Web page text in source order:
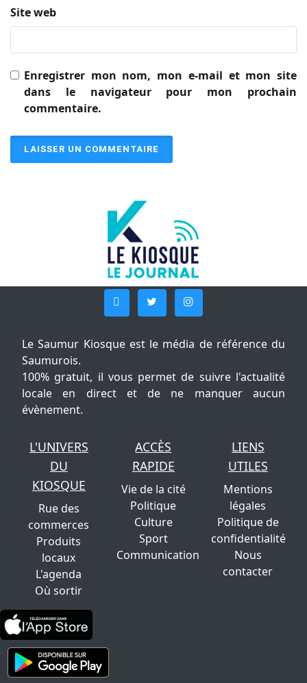
Site web
Enregistrer mon nom, mon e-mail et mon site
dans le navigateur pour mon prochain
commentaire.
Le Saumur Kiosque est le média de référence du
Saumurois.
100% gratuit, il vous permet de suivre l'actualité
locale en direct et de ne manquer aucun
évènement.
L'UNIVERS
DU
KIOSQUE
Rue des
commerces
Produits
locaux
L'agenda
Où sortir
ACCÈS
RAPIDE
Vie de la cité
Politique
Culture
Sport
Communication
LIENS
UTILES
Mentions
légales
Politique de
confidentialité
Nous
contacter